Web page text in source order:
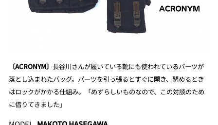
〔ACRONYM〕 長谷川さんが履いている靴にも使われているパーツが
落とし込まれたバッグ。パーツを引っ張るとすぐに開き、閉めるとき
はロックがかかる仕組み。「めずらしいものなので、この対談のため
に借りてきました」